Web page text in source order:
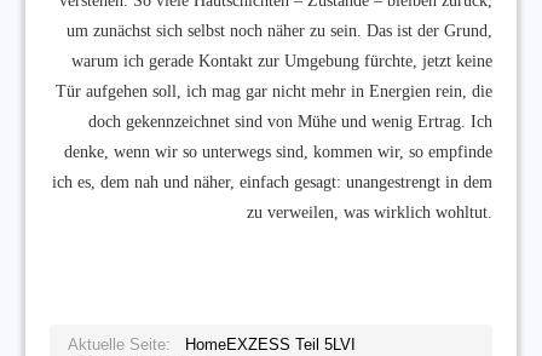
um zunächst sich selbst noch näher zu sein. Das ist der Grund,
warum ich gerade Kontakt zur Umgebung fürchte, jetzt keine
Tür aufgehen soll, ich mag gar nicht mehr in Energien rein, die
doch gekennzeichnet sind von Mühe und wenig Ertrag. Ich
denke, wenn wir so unterwegs sind, kommen wir, so empfinde
ich es, dem nah und näher, einfach gesagt: unangestrengt in dem
zu verweilen, was wirklich wohltut.
Aktuelle Seite: HomeEXZESS Teil 5LVI